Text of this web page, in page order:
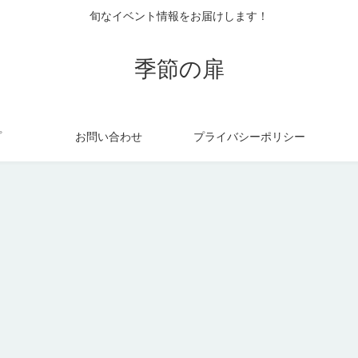
旬なイベント情報をお届けします！
季節の扉
お問い合わせ プライバシーポリシー